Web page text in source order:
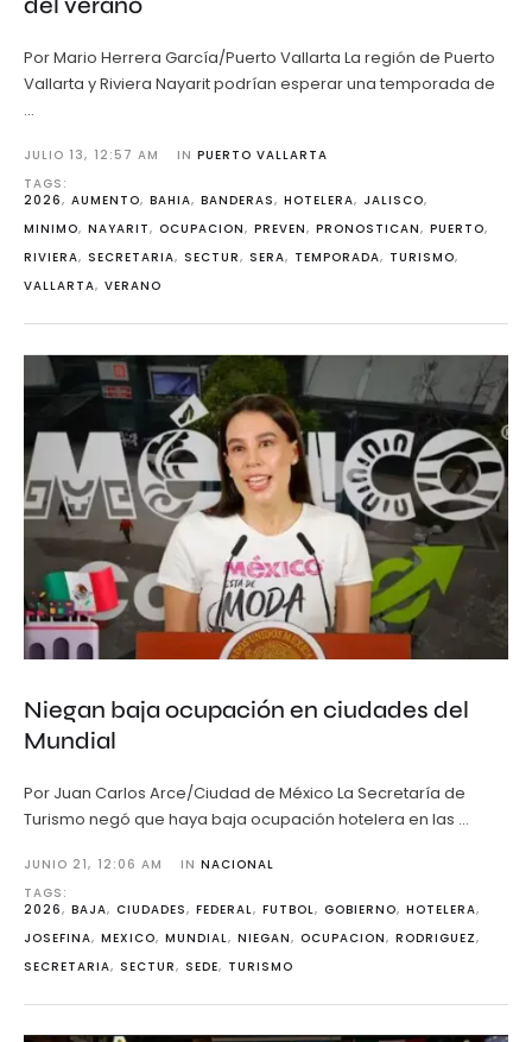
Por Mario Herrera García/Puerto Vallarta La región de Puerto
Vallarta y Riviera Nayarit podrían esperar una temporada de
…
JULIO 13, 12:57 AM IN PUERTO VALLARTA
TAGS:
2026, AUMENTO, BAHIA, BANDERAS, HOTELERA, JALISCO,
MINIMO, NAYARIT, OCUPACION, PREVEN, PRONOSTICAN, PUERTO,
RIVIERA, SECRETARIA, SECTUR, SERA, TEMPORADA, TURISMO,
VALLARTA, VERANO
Niegan baja ocupación en ciudades del
Mundial
Por Juan Carlos Arce/Ciudad de México La Secretaría de
Turismo negó que haya baja ocupación hotelera en las …
JUNIO 21, 12:06 AM IN NACIONAL
TAGS:
2026, BAJA, CIUDADES, FEDERAL, FUTBOL, GOBIERNO, HOTELERA,
JOSEFINA, MEXICO, MUNDIAL, NIEGAN, OCUPACION, RODRIGUEZ,
SECRETARIA, SECTUR, SEDE, TURISMO